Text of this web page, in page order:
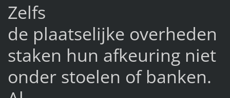
Zelfs
de plaatselijke overheden
staken hun afkeuring niet
onder stoelen of banken.